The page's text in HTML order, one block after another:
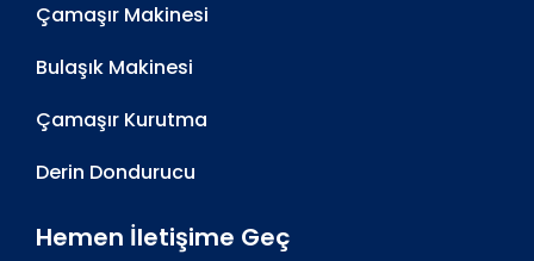
Çamaşır Makinesi
Bulaşık Makinesi
Çamaşır Kurutma
Derin Dondurucu
Hemen İletişime Geç